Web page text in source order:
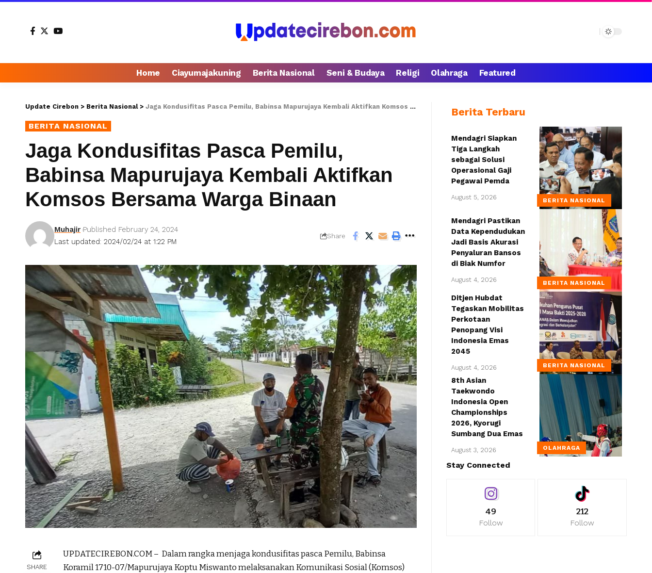
Home Ciayumajakuning Berita Nasional Seni & Budaya Religi Olahraga Featured
Update Cirebon > Berita Nasional> Jaga Kondusifitas Pasca Pemilu, Babinsa Mapurujaya Kembali Aktifkan Komsos Bersama Warga Binaan
BERITA NASIONAL
Jaga Kondusifitas Pasca Pemilu,
Babinsa Mapurujaya Kembali Aktifkan
Komsos Bersama Warga Binaan
Last updated: 2024/02/24 at 1:22 PM
Muhajir Published February 24, 2024
Share
SHARE
UPDATECIREBON.COM – Dalam rangka menjaga kondusifitas pasca Pemilu, Babinsa
Koramil 1710-07/Mapurujaya Koptu Miswanto melaksanakan Komunikasi Sosial (Komsos)
Berita Terbaru
BERITA NASIONAL
Mendagri Siapkan
Tiga Langkah
sebagai Solusi
Operasional Gaji
Pegawai Pemda
August 5, 2026
BERITA NASIONAL
Mendagri Pastikan
Data Kependudukan
Jadi Basis Akurasi
Penyaluran Bansos
di Biak Numfor
August 4, 2026
BERITA NASIONAL
Ditjen Hubdat
Tegaskan Mobilitas
Perkotaan
Penopang Visi
Indonesia Emas
2045
August 4, 2026
OLAHRAGA
8th Asian
Taekwondo
Indonesia Open
Championships
2026, Kyorugi
Sumbang Dua Emas
August 3, 2026
Stay Connected
49
Follow
212
Follow